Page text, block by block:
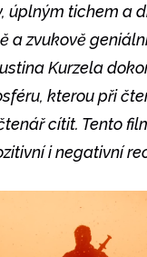
úplným tichem a
a zvukově
Kurzela
kterou při
cítit. Tento
i negativní